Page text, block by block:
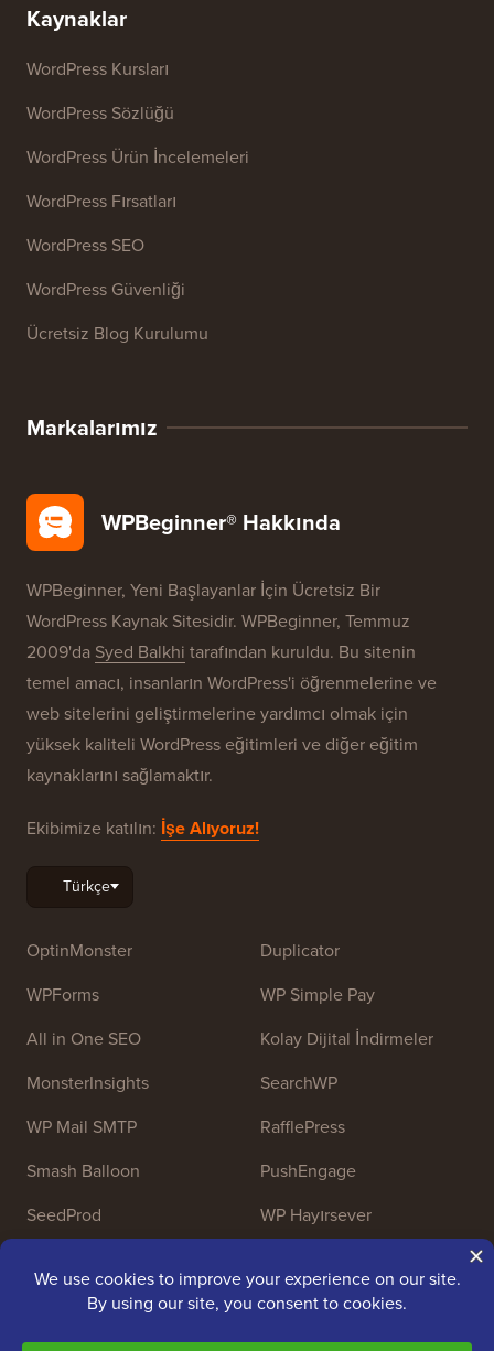
Kaynaklar
WordPress Kursları
WordPress Sözlüğü
WordPress Ürün İncelemeleri
WordPress Fırsatları
WordPress SEO
WordPress Güvenliği
Ücretsiz Blog Kurulumu
Markalarımız
WPBeginner® Hakkında
WPBeginner, Yeni Başlayanlar İçin Ücretsiz Bir
WordPress Kaynak Sitesidir. WPBeginner, Temmuz
2009'da Syed Balkhi tarafından kuruldu. Bu sitenin
temel amacı, insanların WordPress'i öğrenmelerine ve
web sitelerini geliştirmelerine yardımcı olmak için
yüksek kaliteli WordPress eğitimleri ve diğer eğitim
kaynaklarını sağlamaktır.
Ekibimize katılın: İşe Alıyoruz!
OptinMonster
WPForms
All in One SEO
MonsterInsights
WP Mail SMTP
Smash Balloon
SeedProd
Duplicator
WP Simple Pay
Kolay Dijital İndirmeler
SearchWP
RafflePress
PushEngage
WP Hayırsever